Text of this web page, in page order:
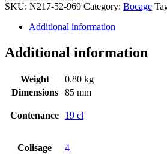
SKU: N217-52-969 Category: Bocage
Additional information
Additional information
Weight
0.80 kg
Dimensions
85 mm
Contenance 19 cl
Colisage 4